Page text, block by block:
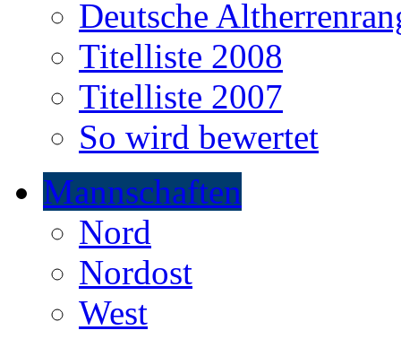
Deutsche
Titelliste 2008
Titelliste 2007
So wird bewertet
Mannschaften
Nord
Nordost
West